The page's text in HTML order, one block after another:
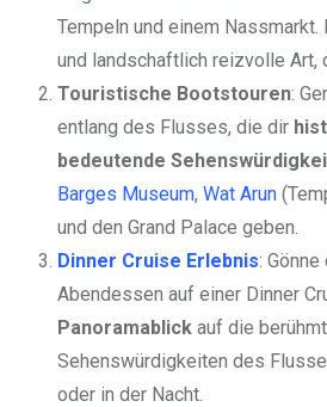
Tempeln und einem
und landschaftlich reizvolle Art,
Touristische Bootstouren:
entlang des Flusses, die dir
bedeutende
Barges Museum, Wat Arun
und den Grand Palace geben.
Dinner Cruise Erlebnis:
Abendessen auf einer Dinner
Panoramablick auf die
Sehenswürdigkeiten des
oder in der Nacht.